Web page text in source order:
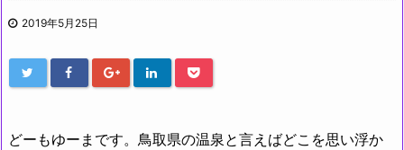
2019年5月25日
どーもゆーまです。鳥取県の温泉と言えばどこを思い浮か